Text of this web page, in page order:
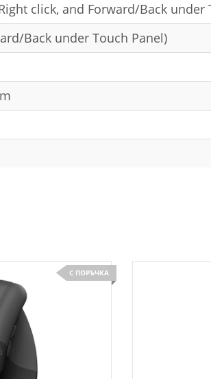
click, and Forward/Back under
Back under Touch Panel)
С ПОРЪЧКА